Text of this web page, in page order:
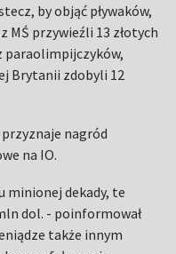
by objąć pływaków,
MŚ przywieźli 13 złotych
paraolimpijczyków,
Brytanii zdobyli 12
nagród
na IO.
minionej dekady, te
dol. - poinformował
także innym